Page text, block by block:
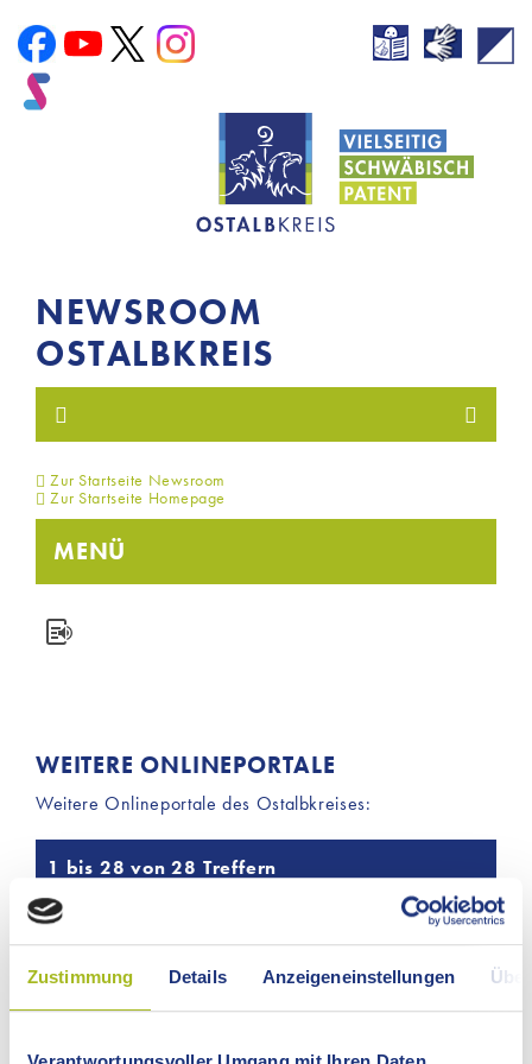
Zustimmung Details Anzeigeneinstellungen
NEWSROOM
OSTALBKREIS
Zur Startseite Newsroom
Zur Startseite Homepage
MENÜ
WEITERE ONLINEPORTALE
Weitere Onlineportale des Ostalbkreises:
1 bis 28 von 28 Treffern
Breitband Ostalb KAöR